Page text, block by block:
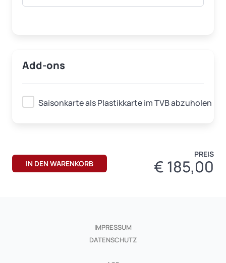
Add-ons
Saisonkarte als Plastikkarte im TVB abzuholen
PREIS
€185,00
IMPRESSUM
DATENSCHUTZ